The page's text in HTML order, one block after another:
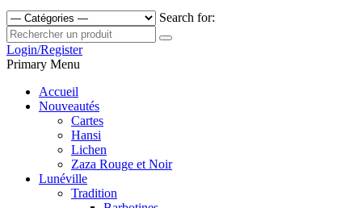
Search for:
Login/Register
Primary Menu
Accueil
Nouveautés
Cartes
Hansi
Lichen
Zaza Rouge et Noir
Lunéville
Tradition